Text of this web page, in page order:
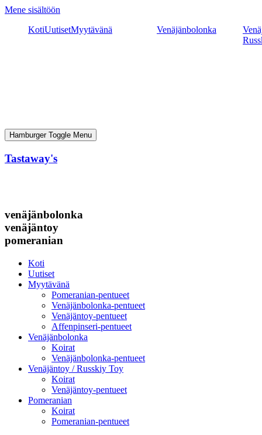
Mene sisältöön
KotiUutisetMyytävänä Venäjänbolonka
Hamburger Toggle Menu
Tastaway's
venäjänbolonka
venäjäntoy
pomeranian
Koti
Uutiset
Myytävänä
Pomeranian-pentueet
Venäjänbolonka-pentueet
Venäjäntoy-pentueet
Affenpinseri-pentueet
Venäjänbolonka
Koirat
Venäjänbolonka-pentueet
Venäjäntoy / Russkiy Toy
Koirat
Venäjäntoy-pentueet
Pomeranian
Koirat
Pomeranian-pentueet